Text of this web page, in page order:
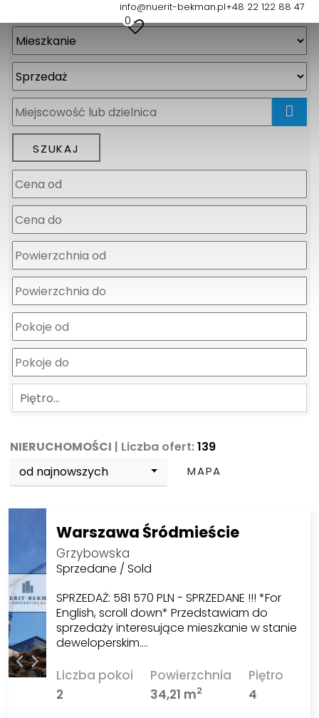
info@nuerit-bekman.pl+48 22 122 88 47
0
Piętro…
NIERUCHOMOŚCI | Liczba ofert:139
od najnowszych
MAPA
Warszawa Śródmieście
Grzybowska
Sprzedane / Sold
SPRZEDAŻ: 581 570 PLN - SPRZEDANE !!! *For
English, scroll down* Przedstawiam do
sprzedaży interesujące mieszkanie w stanie
deweloperskim.…
Liczba pokoi
2
Powierzchnia
34,21 m2
Piętro
4